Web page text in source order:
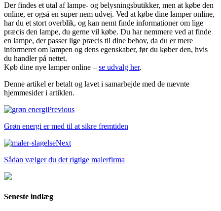
Der findes et utal af lampe- og belysningsbutikker, men at købe den
online, er også en super nem udvej. Ved at købe dine lamper online,
har du et stort overblik, og kan nemt finde informationer om lige
præcis den lampe, du gerne vil købe. Du har nemmere ved at finde
en lampe, der passer lige præcis til dine behov, da du er mere
informeret om lampen og dens egenskaber, før du køber den, hvis
du handler på nettet.
Køb dine nye lamper online – se udvalg her.
Denne artikel er betalt og lavet i samarbejde med de nævnte
hjemmesider i artiklen.
Previous
Grøn energi er med til at sikre fremtiden
Next
Sådan vælger du det rigtige malerfirma
Seneste indlæg